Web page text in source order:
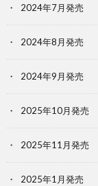
2024年7月発売
2024年8月発売
2024年9月発売
2025年10月発売
2025年11月発売
2025年1月発売